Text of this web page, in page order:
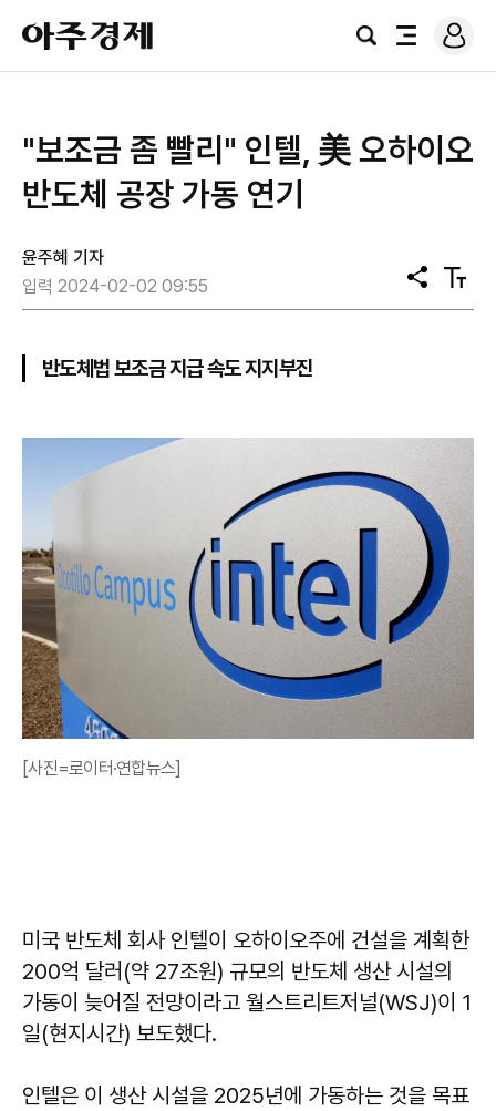
아
주
경
검
전
로
그
"보조금 좀 빨리" 인텔, 美 오하이오
반도체 공장 가동 연기
윤주혜 기자
입력 2024-02-02 09:55
공
유
텍
스
반도체법 보조금 지급 속도 지지부진
[사진=로이터·연합뉴스]
미국 반도체 회사 인텔이 오하이오주에 건설을 계획한
200억 달러(약 27조원) 규모의 반도체 생산 시설의
가동이 늦어질 전망이라고 월스트리트저널(WSJ)이 1
일(현지시간) 보도했다.
인텔은 이 생산 시설을 2025년에 가동하는 것을 목표